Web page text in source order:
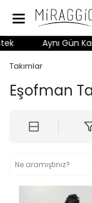
Aynı Gün
Takımlar
Eşofman